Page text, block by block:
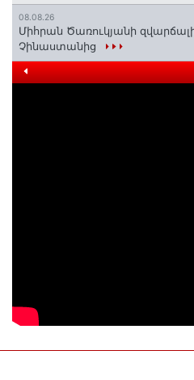
08.08.26
Միհրան Ծառուկյանի
Չինաստանից